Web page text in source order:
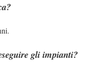
gli impianti?